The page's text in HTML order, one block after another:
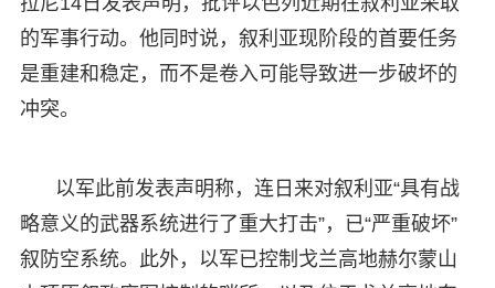
的军事行动。他同时说，叙利亚现阶段的首要任务
是重建和稳定，而不是卷入可能导致进一步破坏的
冲突。
以军此前发表声明称，连日来对叙利亚“具有战
略意义的武器系统进行了重大打击”，已“严重破坏”
叙防空系统。此外，以军已控制戈兰高地赫尔蒙山